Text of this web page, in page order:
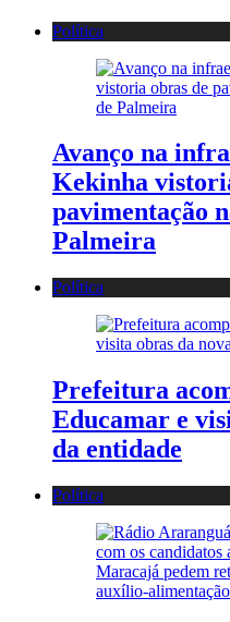
Política
Avanço na
Kekinha
pavimentação
Palmeira
Política
Prefeitura
Educamar e
da entidade
Política